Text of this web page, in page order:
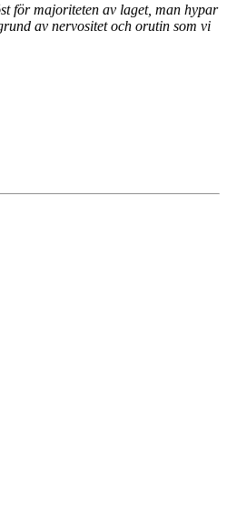
för majoriteten av laget, man hypar
av nervositet och orutin som vi